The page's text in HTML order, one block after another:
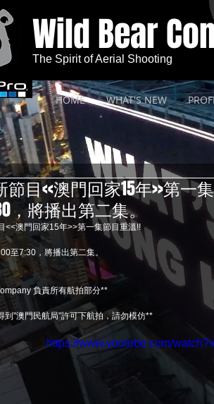
HOME WHAT'S NEW
Wild Bear
The Spirit of Aerial Shooting
節目<<澳門回家15年>>第一
，將播出第二集。
<<澳門回家15年>>第一集節目重溫!!
至7:30，將播出第二集。
負責所有航拍部分**
到"澳門民航局"許可下航拍，請勿模仿**
https://www.youtube.com/